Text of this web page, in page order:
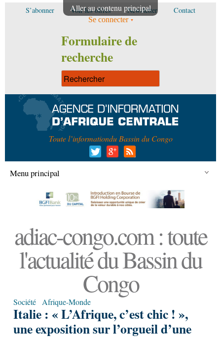
Aller au contenu principal
S’abonner Voir les offres Newsletter Contact
Se connecter
Formulaire de
recherche
Toute l’informationdu Bassin du Congo
Menu principal
adiac-congo.com : toute
l'actualité du Bassin du
Congo
Société Afrique-Monde
Italie : « L’Afrique, c’est chic ! »,
une exposition sur l’orgueil d’une